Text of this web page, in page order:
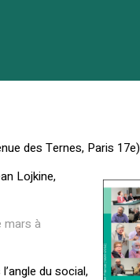
des Ternes, Paris 17e)
Lojkine,
mars à
du social,